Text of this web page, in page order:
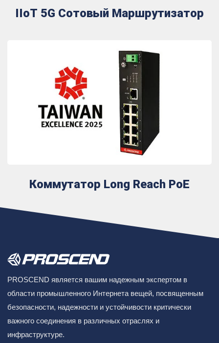
IIoT 5G Сотовый Маршрутизатор
Коммутатор Long Reach PoE
PROSCEND является вашим надежным экспертом в
области промышленного Интернета вещей, посвященным
безопасности, надежности и устойчивости критически
важного соединения в различных отраслях и
инфраструктуре.